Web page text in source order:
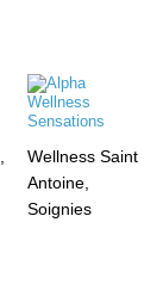
Wellness Saint
Antoine,
Soignies